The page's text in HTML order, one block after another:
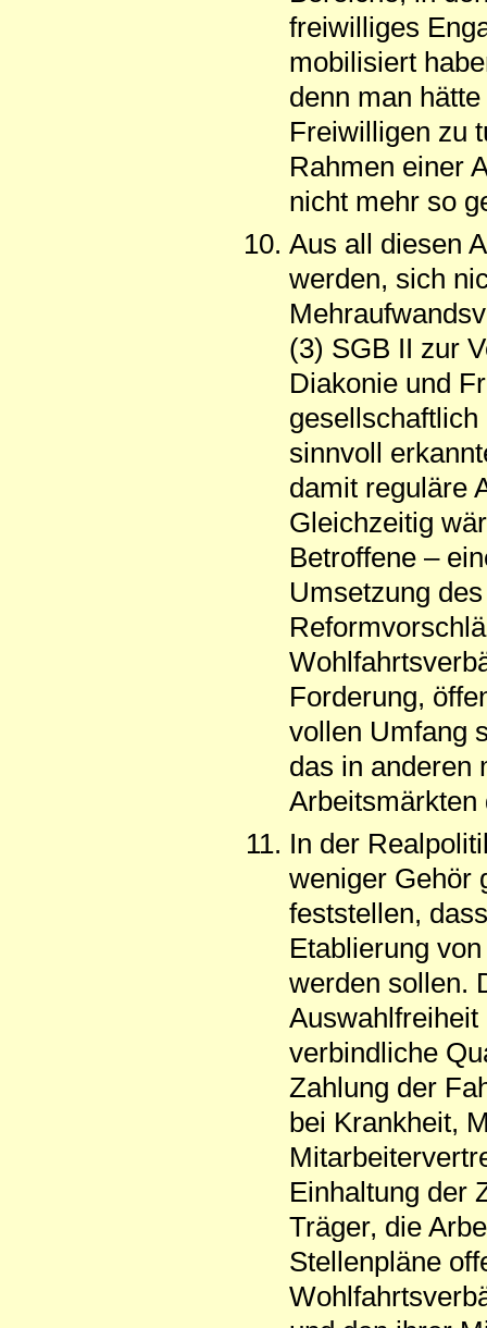
freiwilliges
mobilisiert
denn man
Freiwilligen zu
Rahmen einer
nicht mehr so
Aus all diesen
werden, sich
(3) SGB II zur
Diakonie und
sinnvoll
damit reguläre
Gleichzeitig
Betroffene –
Umsetzung
Forderung,
vollen Umfang
das in anderen
Arbeitsmärkten
In der
weniger Gehör
feststellen,
Etablierung
werden sollen.
verbindliche
Zahlung der
bei Krankheit,
Einhaltung der
Träger, die
Stellenpläne